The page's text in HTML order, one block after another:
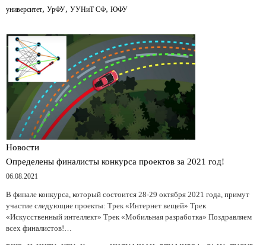
университет, УрФУ, УУНиТ СФ, ЮФУ
Новости
Определены финалисты конкурса проектов за 2021 год!
06.08.2021
В финале конкурса, который состоится 28-29 октября 2021 года, примут
участие следующие проекты: Трек «Интернет вещей» Трек
«Искусственный интеллект» Трек «Мобильная разработка» Поздравляем
всех финалистов!…